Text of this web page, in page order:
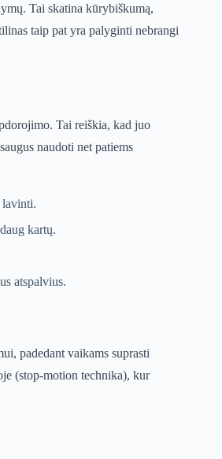
Tai skatina kūrybiškumą,
taip pat yra palyginti nebrangi
Tai reiškia, kad juo
naudoti net patiems
lavinti.
kartų.
atspalvius.
padedant vaikams suprasti
(stop-motion technika), kur